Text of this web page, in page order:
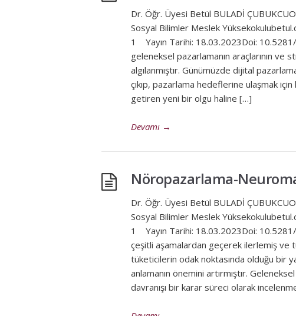
Dr. Öğr. Üyesi Betül BULADİ
Sosyal Bilimler Meslek
1 Yayın Tarihi: 18.03.2023Doi:
geleneksel pazarlamanın araçlarının
algılanmıştır. Günümüzde dijital
çıkıp, pazarlama hedeflerine ulaşmak
getiren yeni bir olgu haline […]
Devamı →
Nöropazarlama-
Dr. Öğr. Üyesi Betül BULADİ
Sosyal Bilimler Meslek
1 Yayın Tarihi: 18.03.2023Doi:
çeşitli aşamalardan geçerek ilerlemiş ve
tüketicilerin odak noktasında olduğu bir
anlamanın önemini artırmıştır.
davranışı bir karar süreci olarak